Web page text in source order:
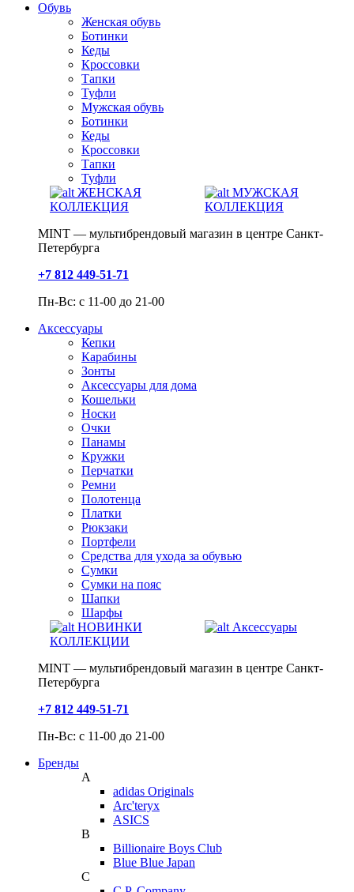
Обувь
Женская обувь
Ботинки
Кеды
Кроссовки
Тапки
Туфли
Мужская обувь
Ботинки
Кеды
Кроссовки
Тапки
Туфли
ЖЕНСКАЯ
КОЛЛЕКЦИЯ
МУЖСКАЯ
КОЛЛЕКЦИЯ
MINT — мультибрендовый магазин в центре Санкт-
Петербурга
+7 812 449-51-71
Пн-Вс: с 11-00 до 21-00
Аксессуары
Кепки
Карабины
Зонты
Аксессуары для дома
Кошельки
Носки
Очки
Панамы
Кружки
Перчатки
Ремни
Полотенца
Платки
Рюкзаки
Портфели
Средства для ухода за обувью
Сумки
Сумки на пояс
Шапки
Шарфы
НОВИНКИ
КОЛЛЕКЦИИ
Аксессуары
MINT — мультибрендовый магазин в центре Санкт-
Петербурга
+7 812 449-51-71
Пн-Вс: с 11-00 до 21-00
Бренды
A
adidas Originals
Arc'teryx
ASICS
B
Billionaire Boys Club
Blue Blue Japan
C